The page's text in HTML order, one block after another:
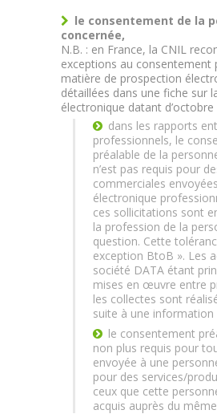
le consentement de la
concernée,
N.B. : en France, la CNIL
exceptions au consentement
matière de prospection
détaillées dans une fiche sur
électronique datant d’octobre
dans les rapports
professionnels, le
préalable de la
n’est pas requis pour
commerciales
électronique
ces sollicitations sont
la profession de la
question. Cette
exception BtoB ». Les
société DATA étant
mises en œuvre entre
les collectes sont
suite à une information
le consentement
non plus requis pour
envoyée à une
pour des services/
ceux que cette
acquis auprès du